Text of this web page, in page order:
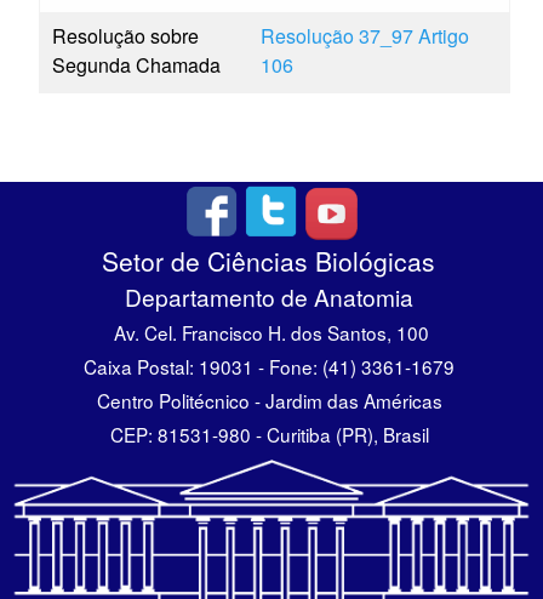
Resolução sobre
Segunda Chamada
Resolução 37_97 Artigo
106
Setor de Ciências Biológicas
Departamento de Anatomia
Av. Cel. Francisco H. dos Santos, 100
Caixa Postal: 19031 - Fone: (41) 3361-1679
Centro Politécnico - Jardim das Américas
CEP: 81531-980 - Curitiba (PR), Brasil